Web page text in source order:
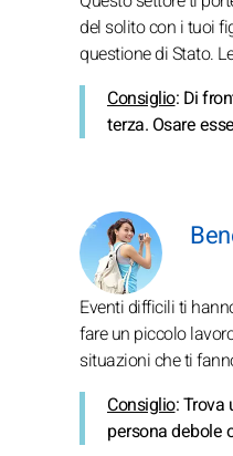
del solito con i tuoi
questione di Stato.
Consiglio: Di
terza. Osare
Eventi difficili ti
fare un piccolo
situazioni che ti
Consiglio: Trova
persona debole